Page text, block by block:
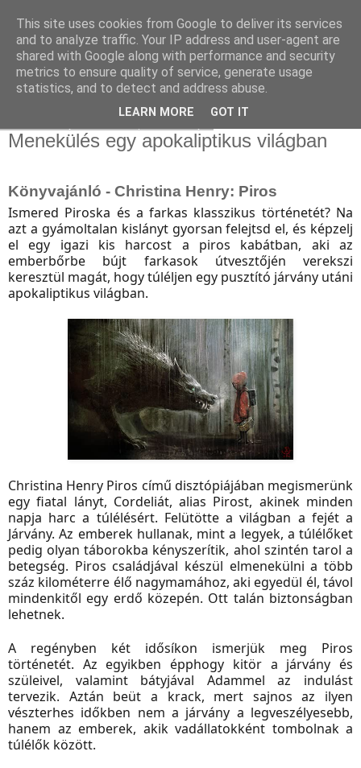
Menekülés egy apokaliptikus világban
Könyvajánló - Christina Henry: Piros
Ismered Piroska és a farkas klasszikus történetét? Na
azt a gyámoltalan kislányt gyorsan felejtsd el, és képzelj
el egy igazi kis harcost a piros kabátban, aki az
emberbőrbe bújt farkasok útvesztőjén verekszi
keresztül magát, hogy túléljen egy pusztító járvány utáni
apokaliptikus világban.
Christina Henry Piros című disztópiájában megismerünk
egy fiatal lányt, Cordeliát, alias Pirost, akinek minden
napja harc a túlélésért. Felütötte a világban a fejét a
Járvány. Az emberek hullanak, mint a legyek, a túlélőket
pedig olyan táborokba kényszerítik, ahol szintén tarol a
betegség. Piros családjával készül elmenekülni a több
száz kilométerre élő nagymamához, aki egyedül él, távol
mindenkitől egy erdő közepén. Ott talán biztonságban
lehetnek.
A regényben két idősíkon ismerjük meg Piros
történetét. Az egyikben épphogy kitör a járvány és
szüleivel, valamint bátyjával Adammel az indulást
tervezik. Aztán beüt a krack, mert sajnos az ilyen
vészterhes időkben nem a járvány a legveszélyesebb,
hanem az emberek, akik vadállatokként tombolnak a
túlélők között.
This site uses cookies from Google to deliver its services
and to analyze traffic. Your IP address and user-agent are
shared with Google along with performance and security
metrics to ensure quality of service, generate usage
statistics, and to detect and address abuse.
LEARN MORE GOT IT